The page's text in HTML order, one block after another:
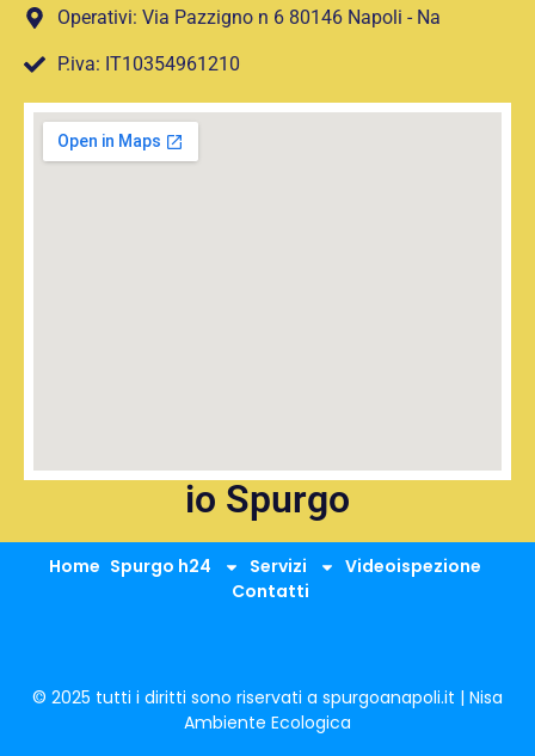
Operativi: Via Pazzigno n 6 80146 Napoli - Na
P.iva: IT10354961210
io Spurgo
Home Spurgo h24 Servizi
Videoispezione
Contatti
© 2025 tutti i diritti sono riservati a spurgoanapoli.it | Nisa
Ambiente Ecologica